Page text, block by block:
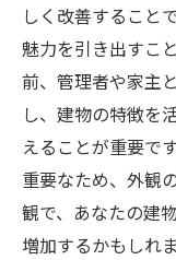
しく改善すること
魅力を引き出すこ
前、管理者や家主
し、建物の特徴を
えることが重要で
重要なため、外観
観で、あなたの建
増加するかもしれ